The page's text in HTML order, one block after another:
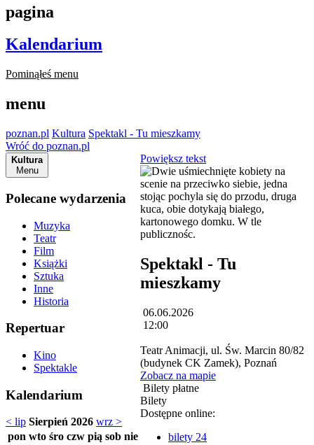
pagina
Kalendarium
Pominąłeś menu
menu
poznan.pl Kultura Spektakl - Tu mieszkamy
Wróć do poznan.pl
Kultura
Menu
Polecane wydarzenia
Muzyka
Teatr
Film
Książki
Sztuka
Inne
Historia
Repertuar
Kino
Spektakle
Kalendarium
< lip Sierpień 2026 wrz >
pon wto śro czw pią sob nie
Powiększ tekst
Spektakl - Tu
mieszkamy
06.06.2026
12:00
Teatr Animacji, ul. Św. Marcin 80/82
(budynek CK Zamek), Poznań
Zobacz na mapie
Bilety płatne
Bilety
Dostępne online:
bilety 24